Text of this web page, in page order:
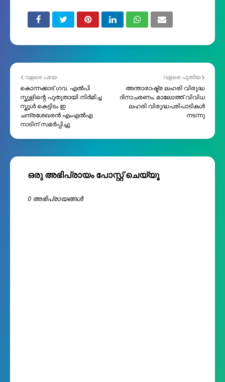
വളരെ പുതിയ
അന്താരാഷ്ട്ര ലഹരി വിരുദ്ധ
ദിനാചരണം; മാലോത്ത്‌ വിവിധ
ലഹരി വിരുദ്ധപരിപാടികൾ
നടന്നു
വളരെ പഴയ
കൊന്നക്കാട് ഗവ. എൽപി
സ്കൂളിന്റെ പുതുതായി നിർമിച്ച
സ്കൂൾ കെട്ടിടം ഇ
ചന്ദ്രശേഖരൻ എംഎൽഎ
നാടിന് സമർപ്പിച്ചു.
ഒരു അഭിപ്രായം പോസ്റ്റ് ചെയ്യൂ
0 അഭിപ്രായങ്ങള്‍